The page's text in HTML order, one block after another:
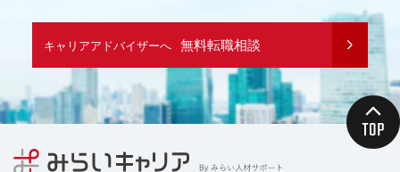
キャリアアドバイザーへ 無料転職相談